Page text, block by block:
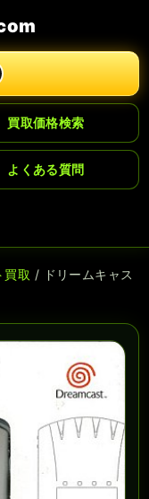
買取価格検索
よくある質問
買取 / ドリームキャス